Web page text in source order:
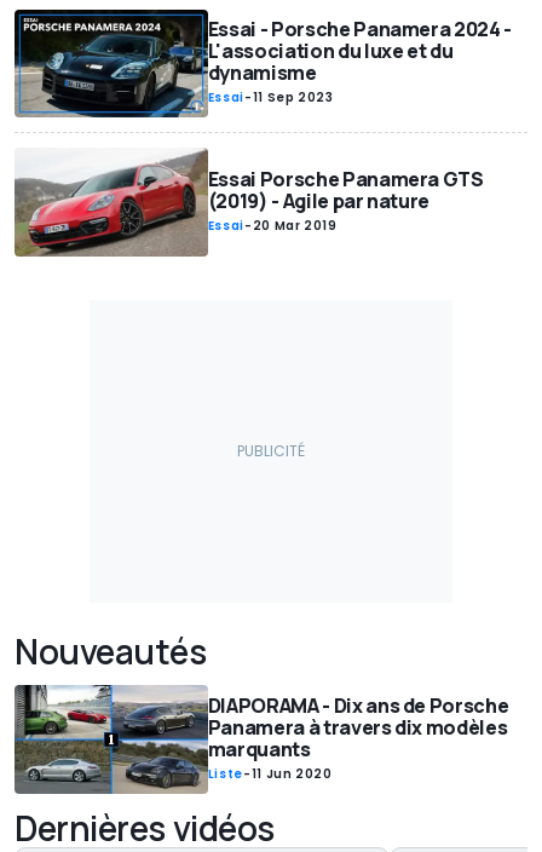
Essai - Porsche Panamera 2024 -
L'association du luxe et du
dynamisme
Essai-11 Sep 2023
Essai Porsche Panamera GTS
(2019) - Agile par nature
Essai- 20 Mar 2019
Nouveautés
DIAPORAMA - Dix ans de Porsche
Panamera à travers dix modèles
marquants
Liste-11 Jun 2020
Dernières vidéos